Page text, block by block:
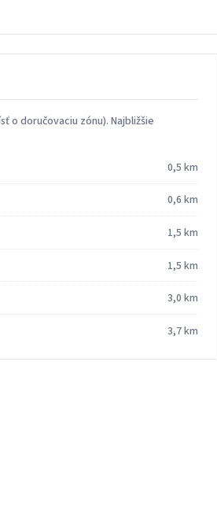
o doručovaciu zónu). Najbližšie
0,5 km
0,6 km
1,5 km
1,5 km
3,0 km
3,7 km